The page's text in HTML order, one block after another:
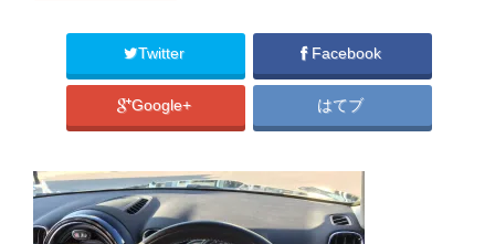
Twitter Facebook
Google+ はてブ